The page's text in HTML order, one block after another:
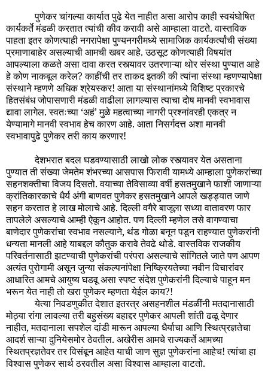
पुणेकर चांगल्या कार्यात पुढे येत नाहीत असा आरोप काही स्वयंघोषित
कार्यकर्ते मंडळी करतात त्यांची कीव करावी असे आम्हाला वाटते. वास्तविक
पाहता इतर कोणत्याही नगरापेक्षा पुण्यनगरीमध्ये सामाजिक कार्यकर्त्यांची संख्या
प्रमाणाबाहेर असल्याची आमची खबर आहे. उठसूट कोणत्याही विषयांत
आपल्याला कळते असा दावा करत रस्त्यावर उतरणाऱ्या थोर संस्था पुण्यात आहे
हे कोण नाकबूल करेल? काहींची तर ताकद इतकी की त्यांना संस्था म्हणण्यापेक्षा
संस्थाने म्हणणे अधिक श्रेयस्कर! आता या संस्थानांमध्ये विशिष्ट प्रकारचे
हितसंबंध जोपासणारी मंडळी वाढीला लागल्यास त्याचा दोष मानवी स्वभावास
द्यावा लागेल. स्वतःच्या ‘अहं’ मुळे महत्वाच्या नागरी प्रश्नांवरही एकत्र न
येण्यामागे मानवी स्वभाव हेच कारण आहे. आता निसर्गदत्त अशा मानवी
स्वभावापुढे पुणेकर तरी काय करणार!
देशभरात बदल घडवण्यासाठी लाखो लोक रस्त्यावर येत असताना
पुण्यात ती संख्या जेमतेम शंभरच्या आसपास फिरावी यामध्ये आम्हाला पुणेकरांच्या
सहनशक्तीचा विजय दिसतो. वयाच्या तेविसाव्या वर्षी हसतमुखाने फाशी जाणाऱ्या
क्रांतिकारकाचे धैर्य अंगी बाणवत पुणेकर हसतमुखाने आपले खड्ड्यात जाणे
सहन करतात हे लाख मोलाचे आहे. दिल्ली वगैरे बाजूला सध्या वातावरण फार
तापलेले असल्याचे आम्ही ऐकून आहोत. पण दिल्ली म्हणेल तसे वागण्याचा
बाणेदार पुणेकरांचा स्वभाव नसल्याने, थंड गोळा बनून पडून राहण्यात पुणेकरांनी
धन्यता मानली आहे याबद्दल कौतुक करावे तेवढे थोडे. वास्तविक राजकीय
परिवर्तनासाठी झटण्याची पुणेकरांची परंपरा असल्याचे सांगितले जाते पण आपण
अत्यंत पुरोगामी असून जुन्या संकल्पनांपेक्षा निष्क्रियतेच्या नवीन विचारांवर
आधारित आमचे आयुष्य घडवू असा स्पष्ट संदेश पुणेकरांनी दिल्याचे पाहून मन
भरून येत नाही तो खरा पुणेकर म्हणता येईल काय?!
येत्या निवडणुकीत देशात इतरत्र असहनशील मंडळींनी मतदानासाठी
मोठ्या रांगा लावल्या तरी बहुसंख्य बहाद्दर पुणेकर आपली शांती ढळू देणार
नाहीत, मतदानाला सपशेल दांडी मारून आपल्या धैर्याचा आणि स्थित्प्रज्ञतेचा
आदर्श साऱ्या दुनियेसमोर ठेवतील. अखेरीस आमचे राज्यकर्ते आमच्या
स्थितप्रज्ञतेवर तर विसंबून आहेत याची जाण सुज्ञ पुणेकरांना आहेच! त्यांचा हा
विश्वास पुणेकर सार्थ ठरवतील असा विश्वास आम्हाला वाटतो.